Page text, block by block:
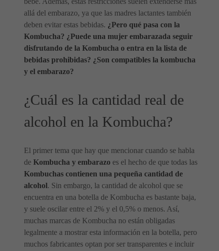
allá del embarazo, ya que las madres lactantes también
deben evitar estas bebidas. ¿Pero qué pasa con la
Kombucha? ¿Puede una mujer embarazada seguir
disfrutando de la Kombucha o entra en la lista de
bebidas prohibidas? ¿Son compatibles la kombucha
y el embarazo?
¿Cuál es la cantidad real de
alcohol en la Kombucha?
El primer tema que hay que mencionar cuando se habla
de Kombucha y embarazo es el hecho de que todas las
Kombuchas contienen una pequeña cantidad de
alcohol. Sin embargo, la cantidad de alcohol que se
encuentra en una botella de Kombucha es bastante baja,
y suele oscilar entre el 2% y el 0,5% o menos. Así,
muchas marcas de Kombucha no están obligadas
legalmente a mostrar esta información en la botella, pero
muchos fabricantes optan por ser transparentes e incluir